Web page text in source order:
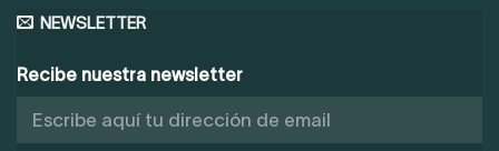
NEWSLETTER
Recibe nuestra newsletter